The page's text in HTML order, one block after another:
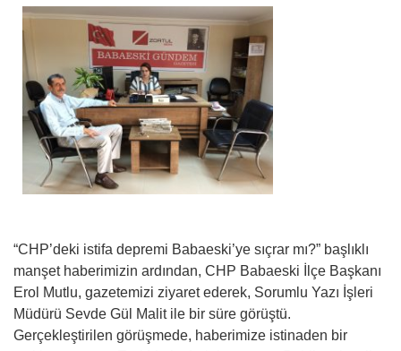
“CHP’deki istifa depremi Babaeski’ye sıçrar mı?” başlıklı
manşet haberimizin ardından, CHP Babaeski İlçe Başkanı
Erol Mutlu, gazetemizi ziyaret ederek, Sorumlu Yazı İşleri
Müdürü Sevde Gül Malit ile bir süre görüştü.
Gerçekleştirilen görüşmede, haberimize istinaden bir